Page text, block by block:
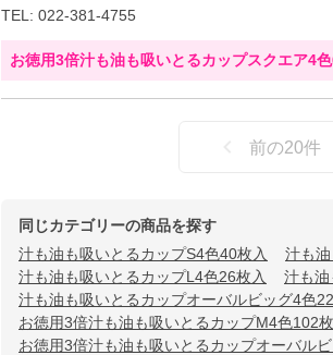
TEL: 022-381-4755
お徳用3倍汁も油も吸いとるカップスクエア4
前の20件
同じカテゴリーの商品を探す
汁も油も吸いとるカップS4色40枚入
汁も
汁も油も吸いとるカップL4色26枚入
汁も油
汁も油も吸いとるカップオーバルビッグ4色
お徳用3倍汁も油も吸いとるカップM4色102
お徳用3倍汁も油も吸いとるカップオーバル